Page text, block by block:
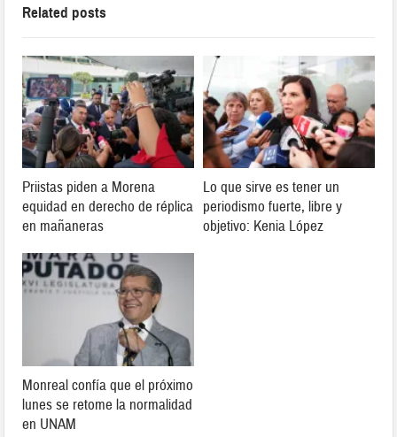
Related posts
Priistas piden a Morena
equidad en derecho de réplica
en mañaneras
Lo que sirve es tener un
periodismo fuerte, libre y
objetivo: Kenia López
Monreal confía que el próximo
lunes se retome la normalidad
en UNAM